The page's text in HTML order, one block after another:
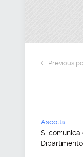
Previous
Ascolta
Si comunica